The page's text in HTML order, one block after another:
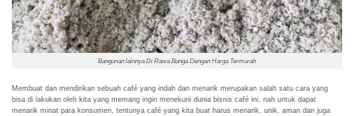
Bangunan lainnya Di Rawa Bunga Dengan Harga Termurah
Membuat dan mendirikan sebuah café yang indah dan menarik merupakan salah satu cara yang
bisa di lakukan oleh kita yang memang ingin menekuni dunia bisnis café ini. nah untuk dapat
menarik minat para konsumen, tentunya café yang kita buat harus menarik, unik, aman dan juga